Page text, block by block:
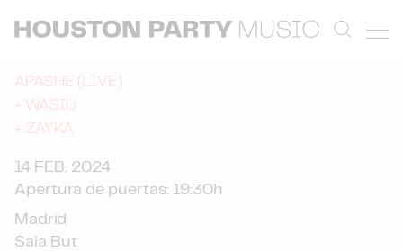
APASHE (LIVE)
+ WASIU
+ ZAYKA
14 FEB. 2024
Apertura de puertas: 19:30h
Madrid
Sala But